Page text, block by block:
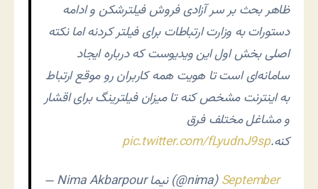
ظاهر بحث بر سر آزادی فروش فیلترشکن و ادامه
دستورات به وزارت ارتباطات برای فیلتر کردنه اما نکته
اصلی بخش اول این ویدیوست که درباره ایجاد
سامانه‌ای است تا هویت همه کاربران رو موقع ارتباط
به اینترنت مشخص کنه تا میزان فیلترینگ برای اقشار
و مشاغل مختلف فرق
کنه.pic.twitter.com/fLyudnJ9sp
— Nima Akbarpour نیما (@nima)September